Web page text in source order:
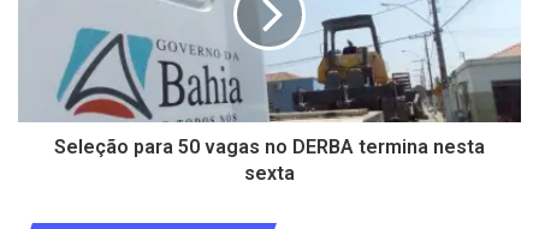
Seleção para 50 vagas no DERBA termina nesta
sexta